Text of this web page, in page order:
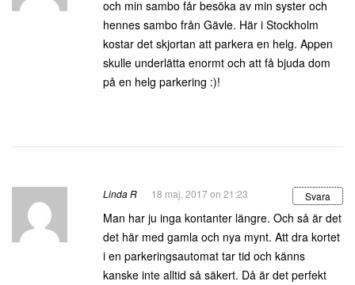
och min sambo får besöka av min syster och
hennes sambo från Gävle. Här i Stockholm
kostar det skjortan att parkera en helg. Appen
skulle underlätta enormt och att få bjuda dom
på en helg parkering :)!
Linda R 18 maj, 2017 on 21:23 Svara
Man har ju inga kontanter längre. Och så är det
det här med gamla och nya mynt. Att dra kortet
i en parkeringsautomat tar tid och känns
kanske inte alltid så säkert. Då är det perfekt